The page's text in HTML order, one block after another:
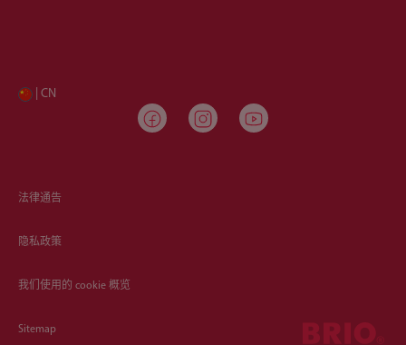
| CN
法律通告
隐私政策
我们使用的 cookie 概览
Sitemap